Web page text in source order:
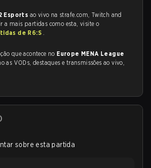
Esports ao vivo na strafe.com, Twitch and
a mais partidas como esta, visite o
de R6:S .
que acontece no Europe MENA League
as VODs, destaques e transmissões ao vivo,
)
sobre esta partida